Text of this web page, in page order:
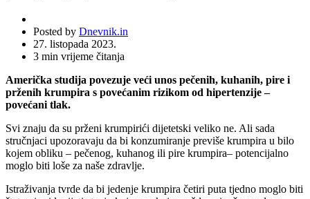
Posted by Dnevnik.in
27. listopada 2023.
3 min vrijeme čitanja
Američka studija povezuje veći unos pečenih, kuhanih, pire i
prženih krumpira s povećanim rizikom od hipertenzije –
povećani tlak.
Svi znaju da su prženi krumpirići dijetetski veliko ne. Ali sada
stručnjaci upozoravaju da bi konzumiranje previše krumpira u bilo
kojem obliku – pečenog, kuhanog ili pire krumpira– potencijalno
moglo biti loše za naše zdravlje.
Istraživanja tvrde da bi jedenje krumpira četiri puta tjedno moglo biti